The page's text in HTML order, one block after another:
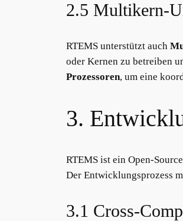
2.5 Multikern-
RTEMS unterstützt auch
oder Kernen zu betreiben
Prozessoren, um eine
3.
RTEMS ist ein Open-
Der Entwicklungsprozess
3.1 Cross-